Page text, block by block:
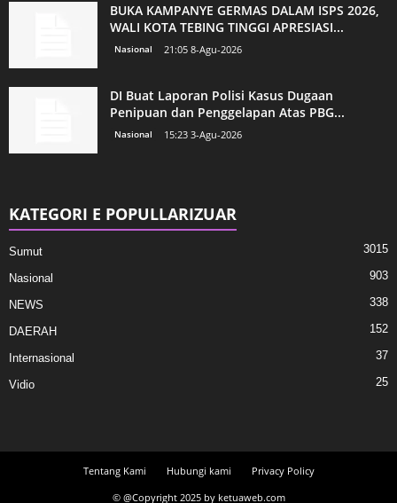
BUKA KAMPANYE GERMAS DALAM ISPS 2026,
WALI KOTA TEBING TINGGI APRESIASI...
Nasional 21:05 8-Agu-2026
DI Buat Laporan Polisi Kasus Dugaan
Penipuan dan Penggelapan Atas PBG...
Nasional 15:23 3-Agu-2026
KATEGORI E POPULLARIZUAR
Sumut 3015
Nasional 903
NEWS 338
DAERAH 152
Internasional 37
Vidio 25
Tentang Kami Hubungi kami
Privacy Policy
© @Copyright 2025 by ketuaweb.com